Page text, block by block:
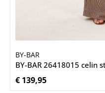
BY-BAR
BY-BAR
Normale prijs:
€ 139,95